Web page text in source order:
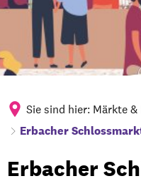
Sie sind hier: Märkte
Erbacher
Erbacher
Erbacher